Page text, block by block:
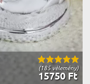
(185 vélemény)
15750 Ft